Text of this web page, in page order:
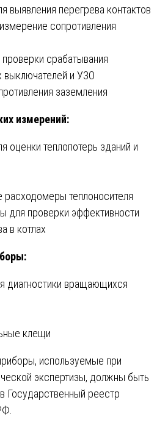
выявления перегрева контактов
сопротивления
срабатывания
выключателей и УЗО
заземления
измерений:
оценки теплопотерь зданий и
расходомеры теплоносителя
для проверки эффективности
в котлах
диагностики вращающихся
клещи
используемые при
экспертизы, должны быть
Государственный реестр